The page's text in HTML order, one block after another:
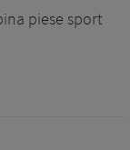
piese sport